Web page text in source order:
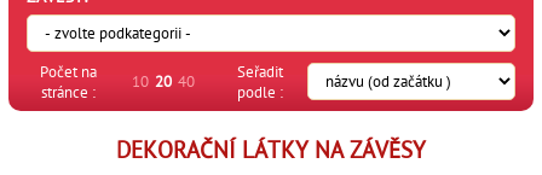
Počet na
stránce :
10 20 40
Seřadit
podle :
DEKORAČNÍ LÁTKY NA ZÁVĚSY